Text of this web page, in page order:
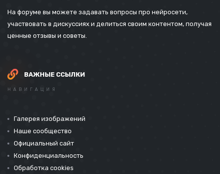
На форуме вы можете задавать вопросы про нейросети,
участвовать в дискуссиях и делиться своим контентом, получая
ценные отзывы и советы.
ВАЖНЫЕ ССЫЛКИ
НАВИГАЦИЯ
Галерея изображений
Наше сообщество
Официальный сайт
Конфиденциальность
Обработка cookies